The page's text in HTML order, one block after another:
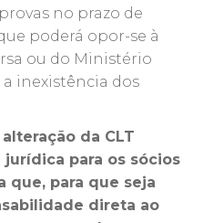
no prazo de
poderá opor-se à
ou do Ministério
inexistência dos
da CLT
para os sócios
que, para que seja
direta ao